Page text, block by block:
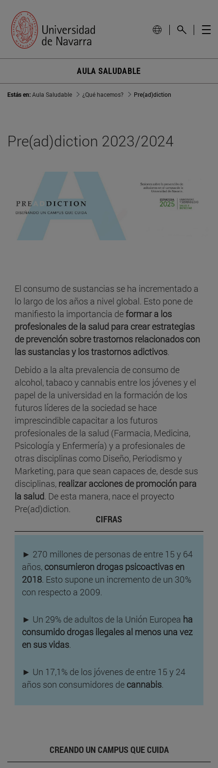
AULA SALUDABLE
Estás en:Aula Saludable ¿Qué hacemos? Pre(ad)diction
Pre(ad)diction 2023/2024
El consumo de sustancias se ha incrementado a
lo largo de los años a nivel global. Esto pone de
manifiesto la importancia deformar a los
profesionales de la salud para crear estrategias
de prevención sobre trastornos relacionados con
las sustancias y los trastornos adictivos.
Debido a la alta prevalencia de consumo de
alcohol, tabaco y cannabis entre los jóvenes y el
papel de la universidad en la formación de los
futuros líderes de la sociedad se hace
imprescindible capacitar a los futuros
profesionales de la salud (Farmacia, Medicina,
Psicología y Enfermería) y a profesionales de
otras disciplinas como Diseño, Periodismo y
Marketing, para que sean capaces de, desde sus
disciplinas, realizar acciones de promoción para
la salud. De esta manera, nace el proyecto
Pre(ad)diction.
CIFRAS
► 270 millones de personas de entre 15 y 64
años, consumieron drogas psicoactivas en
2018. Esto supone un incremento de un 30%
con respecto a 2009.
► Un 29% de adultos de la Unión Europea ha
consumido drogas ilegales al menos una vez
en sus vidas.
► Un 17,1% de los jóvenes de entre 15 y 24
años son consumidores de cannabis.
CREANDO UN CAMPUS QUE CUIDA